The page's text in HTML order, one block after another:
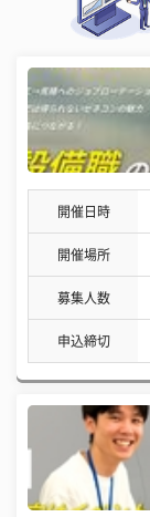
開催日時
開催場所
募集人数
申込締切